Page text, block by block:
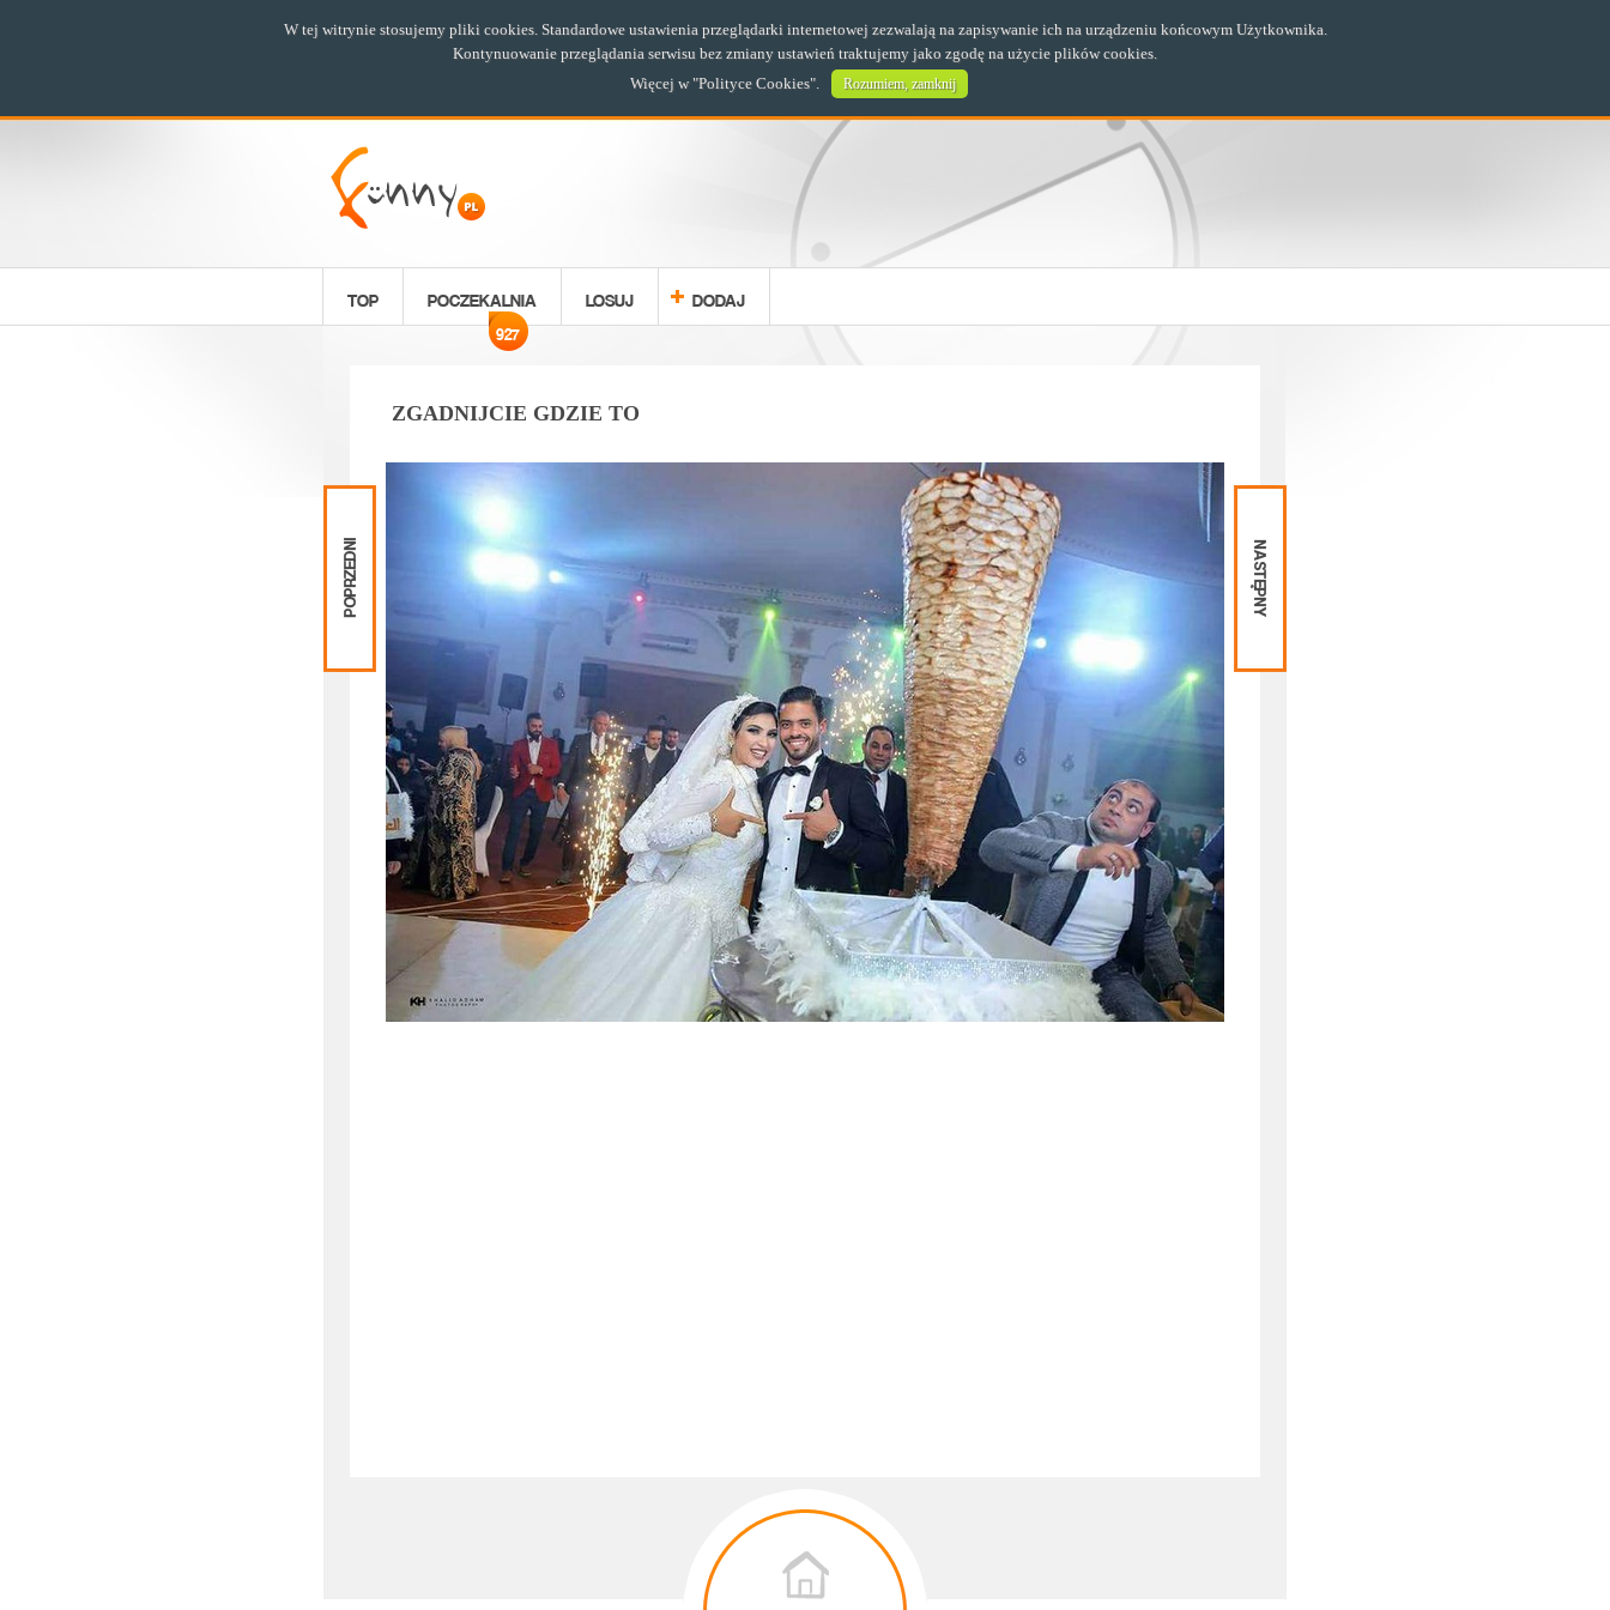
TOP POCZEKALNIA
927
LOSUJ DODAJ
ZGADNIJCIE GDZIE TO
Poprzedni
Następny
W tej witrynie stosujemy pliki cookies. Standardowe ustawienia przeglądarki internetowej zezwalają na zapisywanie ich na urządzeniu końcowym Użytkownika.
Kontynuowanie przeglądania serwisu bez zmiany ustawień traktujemy jako zgodę na użycie plików cookies.
Więcej w "Polityce Cookies". Rozumiem, zamknij